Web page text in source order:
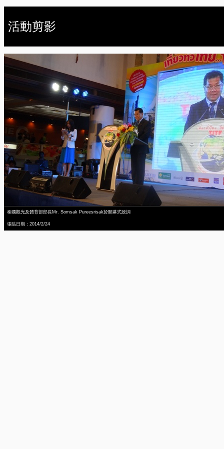
活動剪影
泰國觀光及體育部部長Mr. Somsak Pureesrisak於開幕式致詞
張貼日期：2014/2/24